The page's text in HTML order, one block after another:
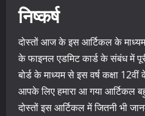
निष्कर्ष
दोस्तों आज के इस आर्टिकल के माध्यम
के फाइनल एडमिट कार्ड के संबंध में
बोर्ड के माध्यम से इस वर्ष कक्षा
आपके लिए हमारा आ गया आर्टिकल
दोस्तों इस आर्टिकल में जितनी भी